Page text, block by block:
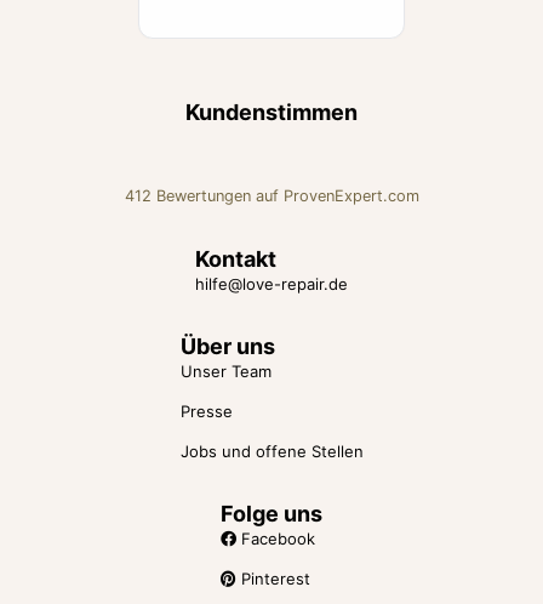
Kundenstimmen
Love Repair Beratung für Liebe
412 Bewertungen auf ProvenExpert.com
Kontakt
hilfe@love-repair.de
Über uns
Unser Team
Presse
Jobs und offene Stellen
Folge uns
Facebook
Pinterest